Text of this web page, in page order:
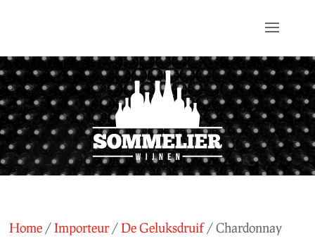
Home /Importeur/De Geluksdruif/ Chardonnay